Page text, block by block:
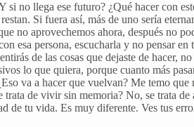
no llega ese futuro? ¿Qué hacer con
Si fuera así, más de uno sería
no aprovechemos ahora, después no
esa persona, escucharla y no pensar en
de las cosas que dejaste de hacer,
lo que quiera, porque cuanto más
va a hacer que vuelvan? Me temo que
de vivir sin memoria? No, se trata de
de tu vida. Es muy diferente. Ves tus